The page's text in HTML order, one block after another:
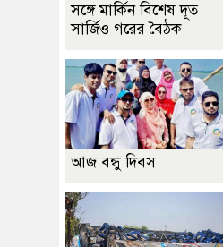
সঙ্গে মার্কিন বিশেষ দূত
সার্জিও গরের বৈঠক
আজ বন্ধু দিবস